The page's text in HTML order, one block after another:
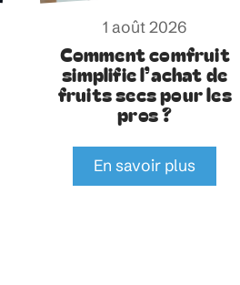
1 août 2026
Comment comfruit
simplifie l’achat de
fruits secs pour les
pros ?
En savoir plus